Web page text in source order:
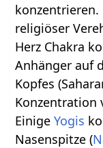
konzentrieren.
religiöser
Herz Chakra
Anhänger auf
Kopfes
Konzentration
EinigeYogis
Nasenspitze (